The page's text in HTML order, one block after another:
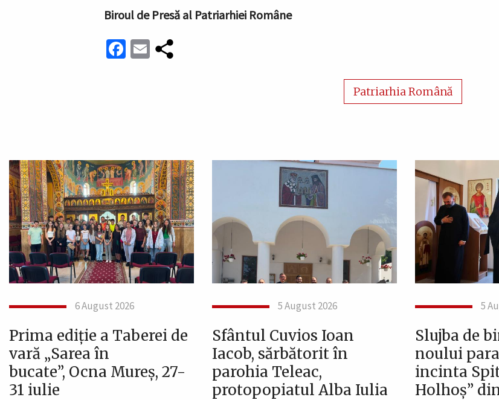
Biroul de Presă al Patriarhiei Române
Facebook
Email
Patriarhia Română
6 August 2026
Prima ediție a Taberei de
vară „Sarea în
bucate”, Ocna Mureș, 27-
31 iulie
5 August 2026
Sfântul Cuvios Ioan
Iacob, sărbătorit în
parohia Teleac,
protopopiatul Alba Iulia
5
Slujba de
noului
incinta
Holhoș”